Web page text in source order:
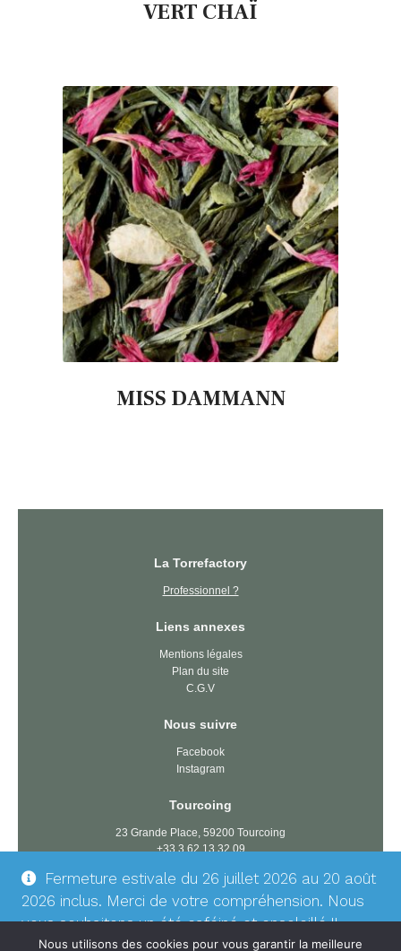
Fermeture estivale du 26 juillet 2026 au 20 août
2026 inclus. Merci de votre compréhension. Nous
vous souhaitons un été caféiné et ensoleillé !!
Ignorer
VERT CHAÏ
MISS DAMMANN
La Torrefactory
Professionnel ?
Liens annexes
Mentions légales
Plan du site
C.G.V
Nous suivre
Facebook
Instagram
Tourcoing
23 Grande Place, 59200 Tourcoing
+33 3 62 13 32 09
Dunkerque
+33 3 61 17 54 78
Nous utilisons des cookies pour vous garantir la meilleure